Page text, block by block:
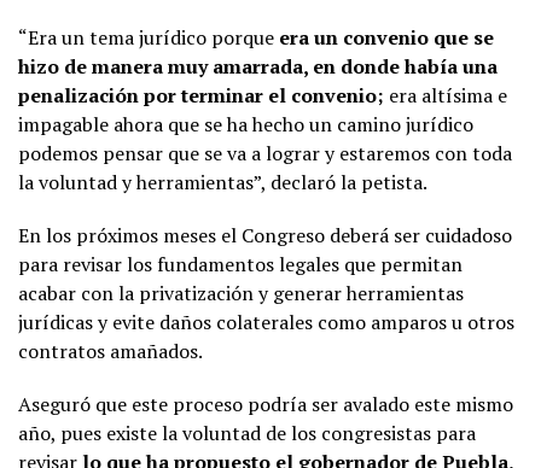
“Era un tema jurídico porque era un convenio que se
hizo de manera muy amarrada, en donde había una
penalización por terminar el convenio; era altísima e
impagable ahora que se ha hecho un camino jurídico
podemos pensar que se va a lograr y estaremos con toda
la voluntad y herramientas”, declaró la petista.
En los próximos meses el Congreso deberá ser cuidadoso
para revisar los fundamentos legales que permitan
acabar con la privatización y generar herramientas
jurídicas y evite daños colaterales como amparos u otros
contratos amañados.
Aseguró que este proceso podría ser avalado este mismo
año, pues existe la voluntad de los congresistas para
revisar lo que ha propuesto el gobernador de Puebla,